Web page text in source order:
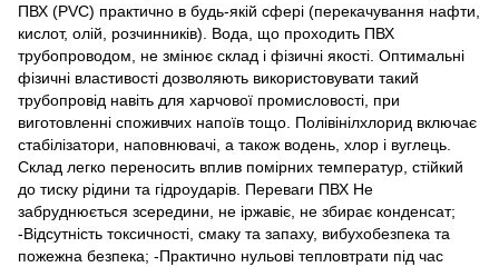
ПВХ (PVC) практично в будь-якій сфері (перекачування нафти,
кислот, олій, розчинників). Вода, що проходить ПВХ
трубопроводом, не змінює склад і фізичні якості. Оптимальні
фізичні властивості дозволяють використовувати такий
трубопровід навіть для харчової промисловості, при
виготовленні споживчих напоїв тощо. Полівінілхлорид включає
стабілізатори, наповнювачі, а також водень, хлор і вуглець.
Склад легко переносить вплив помірних температур, стійкий
до тиску рідини та гідроударів. Переваги ПВХ Не
забруднюється зсередини, не іржавіє, не збирає конденсат;
-Відсутність токсичності, смаку та запаху, вибухобезпека та
пожежна безпека; -Практично нульові тепловтрати під час